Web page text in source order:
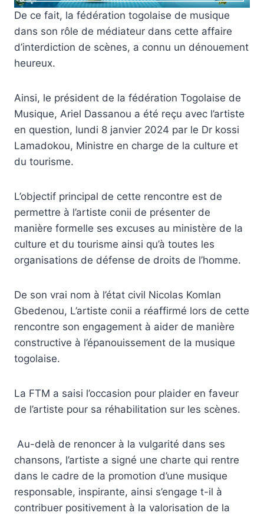
De ce fait, la fédération togolaise de musique
dans son rôle de médiateur dans cette affaire
d’interdiction de scènes, a connu un dénouement
heureux.
Ainsi, le président de la fédération Togolaise de
Musique, Ariel Dassanou a été reçu avec l’artiste
en question, lundi 8 janvier 2024 par le Dr kossi
Lamadokou, Ministre en charge de la culture et
du tourisme.
L’objectif principal de cette rencontre est de
permettre à l’artiste conii de présenter de
manière formelle ses excuses au ministère de la
culture et du tourisme ainsi qu’à toutes les
organisations de défense de droits de l’homme.
De son vrai nom à l’état civil Nicolas Komlan
Gbedenou, L’artiste conii a réaffirmé lors de cette
rencontre son engagement à aider de manière
constructive à l’épanouissement de la musique
togolaise.
La FTM a saisi l’occasion pour plaider en faveur
de l’artiste pour sa réhabilitation sur les scènes.
Au-delà de renoncer à la vulgarité dans ses
chansons, l’artiste a signé une charte qui rentre
dans le cadre de la promotion d’une musique
responsable, inspirante, ainsi s’engage t-il à
contribuer positivement à la valorisation de la